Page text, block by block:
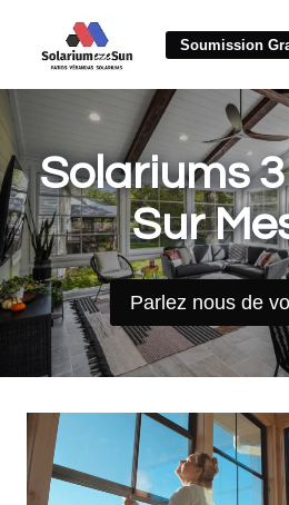
contenu
Soumission
Solariums
Sur
Parlez nous de